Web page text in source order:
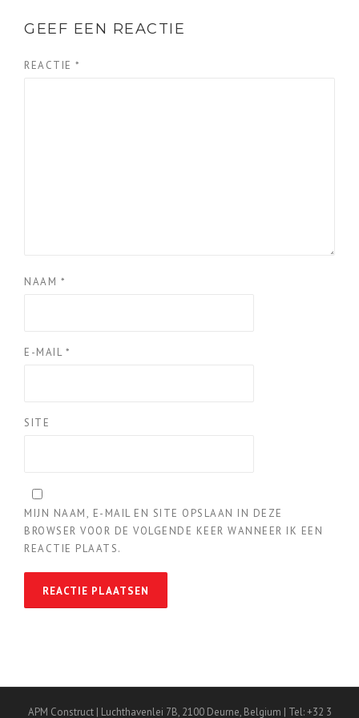
GEEF EEN REACTIE
REACTIE *
NAAM *
E-MAIL *
SITE
MIJN NAAM, E-MAIL EN SITE OPSLAAN IN DEZE
BROWSER VOOR DE VOLGENDE KEER WANNEER IK EEN
REACTIE PLAATS.
APM Construct | Luchthavenlei 7B, 2100 Deurne, Belgium | Tel: +32 3